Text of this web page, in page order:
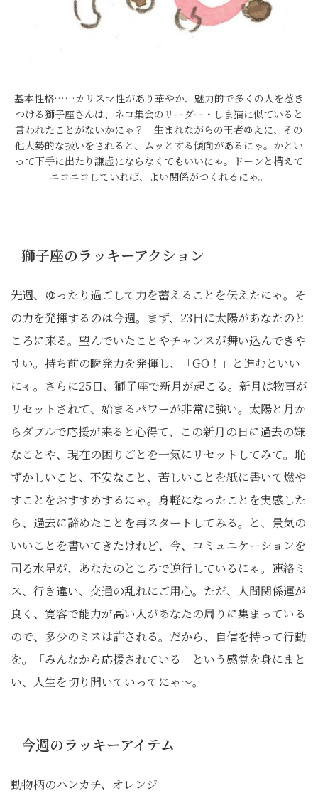
基本性格……カリスマ性があり華やか、魅力的で多くの人を惹き
つける獅子座さんは、ネコ集会のリーダー・しま猫に似ていると
言われたことがないかにゃ？ 生まれながらの王者ゆえに、その
他大勢的な扱いをされると、ムッとする傾向があるにゃ。かとい
って下手に出たり謙虚にならなくてもいいにゃ。ドーンと構えて
ニコニコしていれば、よい関係がつくれるにゃ。
獅子座のラッキーアクション
先週、ゆったり過ごして力を蓄えることを伝えたにゃ。そ
の力を発揮するのは今週。まず、23日に太陽があなたのと
ころに来る。望んでいたことやチャンスが舞い込んできや
すい。持ち前の瞬発力を発揮し、「GO！」と進むといい
にゃ。さらに25日、獅子座で新月が起こる。新月は物事が
リセットされて、始まるパワーが非常に強い。太陽と月か
らダブルで応援が来ると心得て、この新月の日に過去の嫌
なことや、現在の困りごとを一気にリセットしてみて。恥
ずかしいこと、不安なこと、苦しいことを紙に書いて燃や
すことをおすすめするにゃ。身軽になったことを実感した
ら、過去に諦めたことを再スタートしてみる。と、景気の
いいことを書いてきたけれど、今、コミュニケーションを
司る水星が、あなたのところで逆行しているにゃ。連絡ミ
ス、行き違い、交通の乱れにご用心。ただ、人間関係運が
良く、寛容で能力が高い人があなたの周りに集まっている
ので、多少のミスは許される。だから、自信を持って行動
を。「みんなから応援されている」という感覚を身にまと
い、人生を切り開いていってにゃ〜。
今週のラッキーアイテム
動物柄のハンカチ、オレンジ